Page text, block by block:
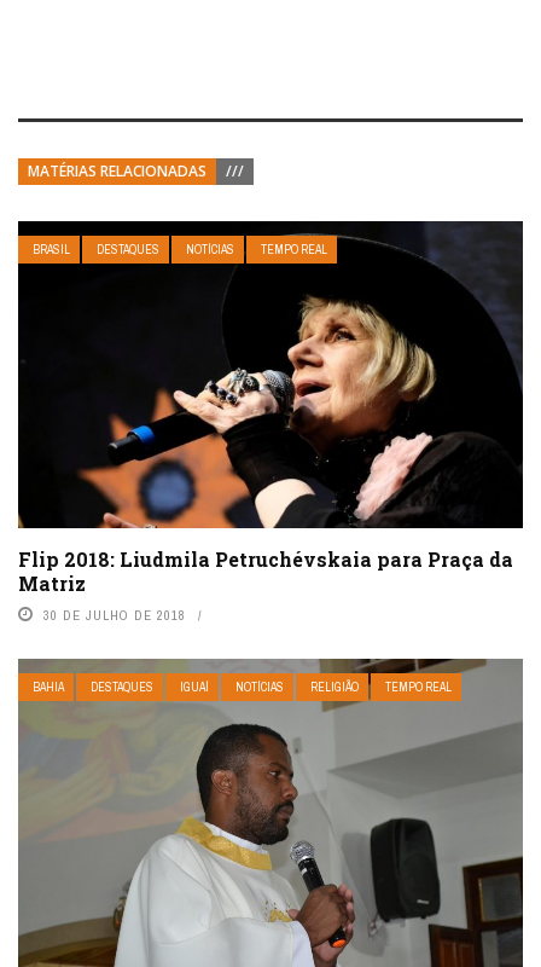
MATÉRIAS RELACIONADAS ///
BRASIL DESTAQUES NOTÍCIAS TEMPO REAL
Flip 2018: Liudmila Petruchévskaia para Praça da
Matriz
30 DE JULHO DE 2018
BAHIA DESTAQUES IGUAÍ NOTÍCIAS RELIGIÃO TEMPO REAL